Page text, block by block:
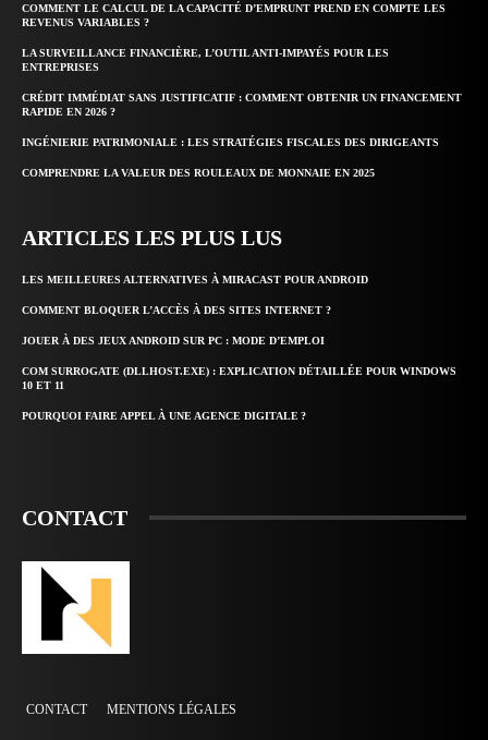
COMMENT LE CALCUL DE LA CAPACITÉ D’EMPRUNT PREND EN COMPTE LES
REVENUS VARIABLES ?
LA SURVEILLANCE FINANCIÈRE, L’OUTIL ANTI-IMPAYÉS POUR LES
ENTREPRISES
CRÉDIT IMMÉDIAT SANS JUSTIFICATIF : COMMENT OBTENIR UN FINANCEMENT
RAPIDE EN 2026 ?
INGÉNIERIE PATRIMONIALE : LES STRATÉGIES FISCALES DES DIRIGEANTS
COMPRENDRE LA VALEUR DES ROULEAUX DE MONNAIE EN 2025
ARTICLES LES PLUS LUS
LES MEILLEURES ALTERNATIVES À MIRACAST POUR ANDROID
COMMENT BLOQUER L’ACCÈS À DES SITES INTERNET ?
JOUER À DES JEUX ANDROID SUR PC : MODE D’EMPLOI
COM SURROGATE (DLLHOST.EXE) : EXPLICATION DÉTAILLÉE POUR WINDOWS
10 ET 11
POURQUOI FAIRE APPEL À UNE AGENCE DIGITALE ?
CONTACT
CONTACT MENTIONS LÉGALES